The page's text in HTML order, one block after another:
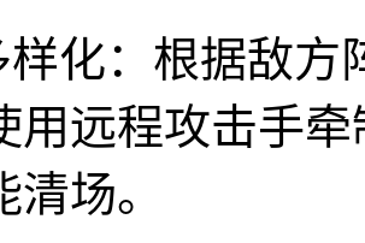
样化：根据敌
用远程攻击手
场。